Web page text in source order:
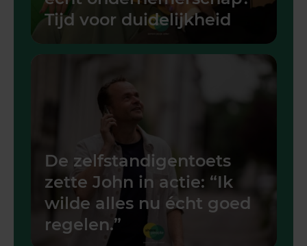
Tijd voor duidelijkheid
De zelfstandigentoets
zette John in actie: “Ik
wilde alles nu écht goed
regelen.”